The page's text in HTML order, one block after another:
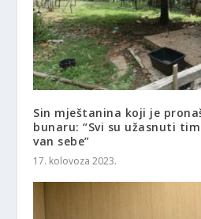
Sin mještanina koji je
bunaru: “Svi su užasnuti
van sebe”
17. kolovoza 2023.